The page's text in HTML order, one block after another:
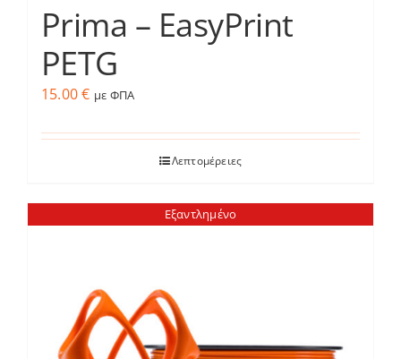
Prima – EasyPrint
PETG
15.00€ με ΦΠΑ
Λεπτομέρειες
Εξαντλημένο